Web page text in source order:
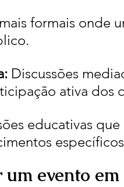
formais onde
Discussões
ativa dos
educativas
um evento